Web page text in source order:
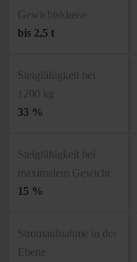
Gewichtsklasse
bis 2,5 t
Steigfähigkeit bei
1200 kg
33 %
Steigfähigkeit bei
maximalem Gewicht
15 %
Stromaufnahme in der
Ebene